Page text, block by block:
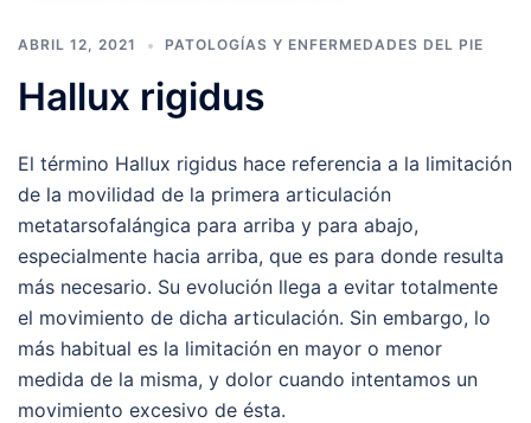
ABRIL 12, 2021 PATOLOGÍAS Y ENFERMEDADES DEL PIE
Hallux rigidus
El término Hallux rigidus hace referencia a la limitación
de la movilidad de la primera articulación
metatarsofalángica para arriba y para abajo,
especialmente hacia arriba, que es para donde resulta
más necesario. Su evolución llega a evitar totalmente
el movimiento de dicha articulación. Sin embargo, lo
más habitual es la limitación en mayor o menor
medida de la misma, y dolor cuando intentamos un
movimiento excesivo de ésta.